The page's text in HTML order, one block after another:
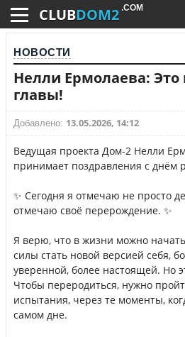
CLUBDOM2 .COM
НОВОСТИ
Нелли Ермолаева: Это
главы!
Добавлено: 13.05.2026, 14:12
Ведущая проекта Дом-2 Нелли
принимает поздравления с днём
✨ Сегодня я отмечаю не просто
отмечаю своё перерождение. ✨
Я верю, что в жизни можно
силы стать новой версией себя,
уверенной, более настоящей. Но
Чтобы переродиться, нужно
испытания, через те моменты,
самом дне.